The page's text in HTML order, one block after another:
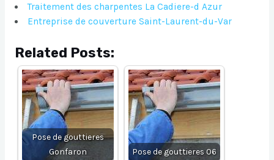
Traitement des charpentes La Cadiere-d Azur
Entreprise de couverture Saint-Laurent-du-Var
Related Posts:
Pose de gouttieres
Gonfaron
Pose de gouttieres 06